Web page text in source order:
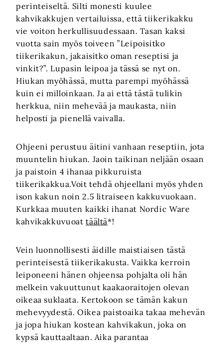
perinteiseltä. Silti monesti kuulee
kahvikakkujen vertailuissa, että tiikerikakku
vie voiton herkullisuudessaan. Tasan kaksi
vuotta sain myös toiveen ”Leipoisitko
tiikerikakun, jakaisitko oman reseptisi ja
vinkit?”. Lupasin leipoa ja tässä se nyt on.
Hiukan myöhässä, mutta parempi myöhässä
kuin ei milloinkaan. Ja ai että tästä tulikin
herkkua, niin mehevää ja maukasta, niin
helposti ja pienellä vaivalla.
Ohjeeni perustuu äitini vanhaan reseptiin, jota
muuntelin hiukan. Jaoin taikinan neljään osaan
ja paistoin 4 ihanaa pikkuruista
tiikerikakkua.Voit tehdä ohjeellani myös yhden
ison kakun noin 2.5 litraiseen kakkuvuokaan.
Kurkkaa muuten kaikki ihanat Nordic Ware
kahvikakkuvuoattäältä*!
Vein luonnollisesti äidille maistiaisen tästä
perinteisestä tiikerikakusta. Vaikka kerroin
leiponeeni hänen ohjeensa pohjalta oli hän
melkein vakuuttunut kaakaoraitojen olevan
oikeaa suklaata. Kertokoon se tämän kakun
mehevyydestä. Oikea paistoaika takaa mehevän
ja jopa hiukan kostean kahvikakun, joka on
kypsä kauttaaltaan. Aika parantaa